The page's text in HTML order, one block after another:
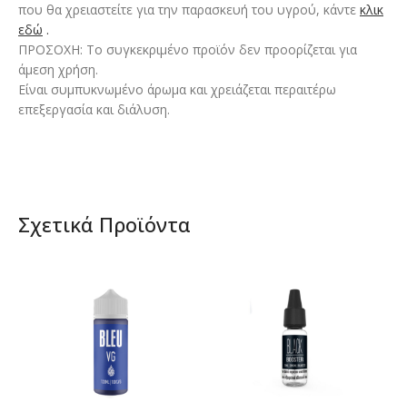
που θα χρειαστείτε για την παρασκευή του υγρού, κάντε κλικ
εδώ .
ΠΡΟΣΟΧΗ: Το συγκεκριμένο προϊόν δεν προορίζεται για
άμεση χρήση.
Είναι συμπυκνωμένο άρωμα και χρειάζεται περαιτέρω
επεξεργασία και διάλυση.
Σχετικά Προϊόντα